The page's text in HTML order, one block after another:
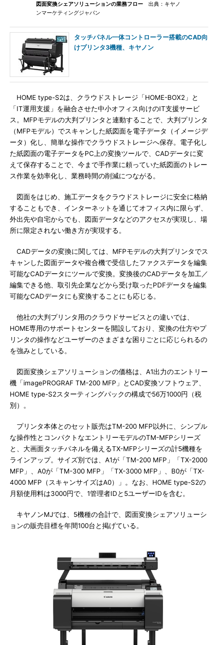
図面変換シェアソリューションの業務フロー 出典：キヤノ
ンマーケティングジャパン
タッチパネル一体コントローラー搭載のCAD向
けプリンタ3機種、キヤノン
HOME type-S2は、クラウドストレージ「HOME-BOX2」と
「IT運用支援」を融合させた中小オフィス向けのIT支援サービ
ス。MFPモデルの大判プリンタと連動することで、大判プリンタ
（MFPモデル）でスキャンした紙図面を電子データ（イメージデ
ータ）化し、簡単な操作でクラウドストレージへ保存。電子化し
た紙図面の電子データをPC上の変換ツールで、CADデータに変
えて保存することで、今まで手作業に頼っていた紙図面のトレー
ス作業を効率化し、業務時間の削減につながる。
図面をはじめ、施工データをクラウドストレージに安全に格納
することもでき、インターネットを通じてオフィス内に限らず、
外出先や自宅からでも、図面データなどのアクセスが実現し、場
所に限定されない働き方が実現する。
CADデータの変換に関しては、MFPモデルの大判プリンタでス
キャンした図面データや複合機で受信したファクスデータを編集
可能なCADデータにツールで変換。変換後のCADデータを加工／
編集できる他、取引先企業などから受け取ったPDFデータを編集
可能なCADデータにも変換することにも応じる。
他社の大判プリンタ用のクラウドサービスとの違いでは、
HOME専用のサポートセンターを開設しており、変換の仕方やプ
リンタの操作などユーザーのさまざまな困りごとに応じられるの
を強みとしている。
図面変換シェアソリューションの価格は、A1出力のエントリー
機「imagePROGRAF TM-200 MFP」とCAD変換ソフトウェア、
HOME type-S2スターティングパックの構成で56万1000円（税
別）。
プリンタ本体とのセット販売はTM-200 MFP以外に、シンプル
な操作性とコンパクトなエントリーモデルのTM-MFPシリーズ
と、大画面タッチパネルを備えるTX-MFPシリーズの計5機種を
ラインアップ。サイズ別では、A1が「TM-200 MFP」「TX-2000
MFP」、A0が「TM-300 MFP」「TX-3000 MFP」、B0が「TX-
4000 MFP（スキャンサイズはA0）」。なお、HOME type-S2の
月額使用料は3000円で、1管理者IDと5ユーザーIDを含む。
キヤノンMJでは、5機種の合計で、図面変換シェアソリューシ
ョンの販売目標を年間100台と掲げている。